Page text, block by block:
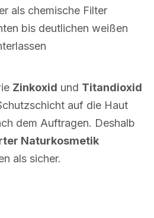
als chemische Filter
bis deutlichen weißen
Zinkoxid und Titandioxid
auf die Haut
dem Auftragen. Deshalb
Naturkosmetik
als sicher.